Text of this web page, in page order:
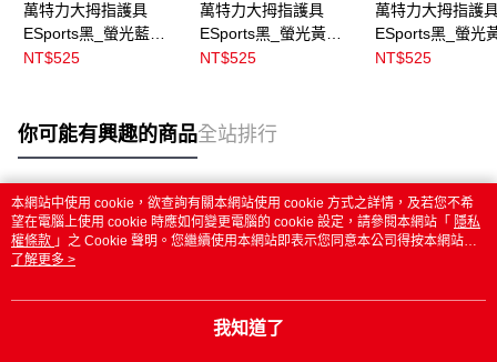
萬特力大拇指護具
ESports黑_螢光藍
M_L(手掌圍19~21cm)
NT$525
萬特力大拇指護具
ESports黑_螢光黃
S_M(手掌圍17~19cm)
NT$525
萬特力大拇指護
ESports黑_螢光
M_L(手掌圍
NT$525
你可能有興趣的商品全站排行
熱門標籤
本網站中使用 cookie，欲查詢有關本網站使用 cookie 方式之詳情，及若您不希
望在電腦上使用 cookie 時應如何變更電腦的 cookie 設定，請參閱本網站「 隱私
權條款 」之 Cookie 聲明。您繼續使用本網站即表示您同意本公司得按本網站使
用條款之 Cookie 聲明使用 cookie。
了解更多 >
我知道了